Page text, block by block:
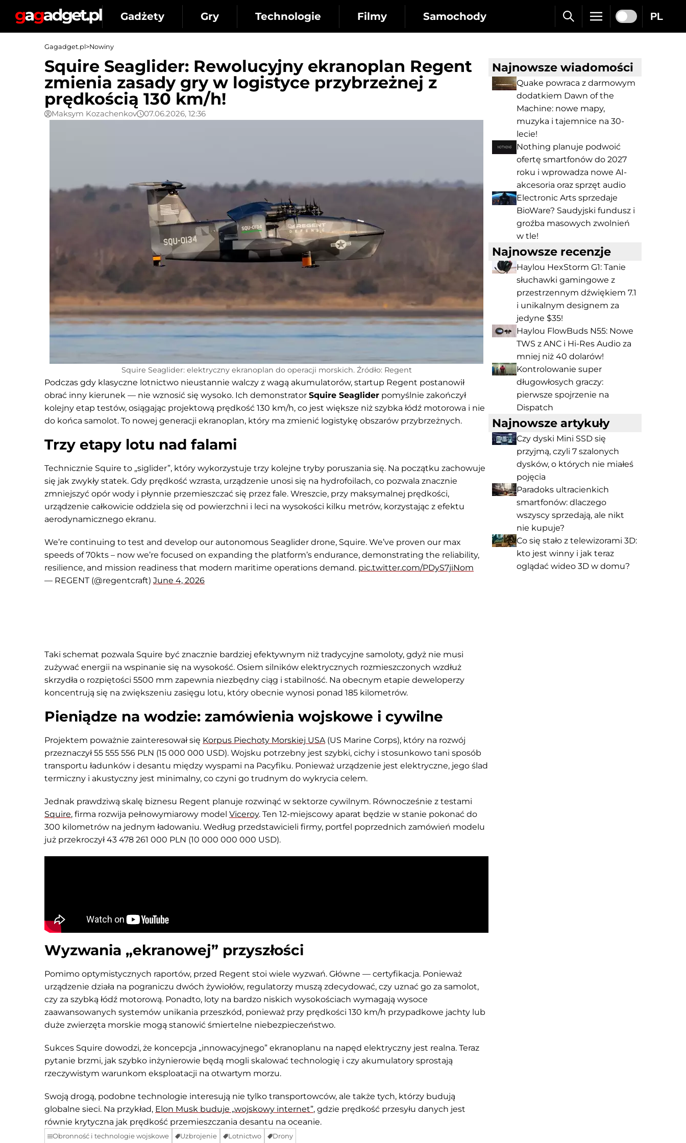
Gadżety Gry Technologie Filmy Samochody PL
Gagadget.pl>Nowiny
Squire Seaglider: Rewolucyjny ekranoplan Regent
zmienia zasady gry w logistyce przybrzeżnej z
prędkością 130 km/h!
Maksym Kozachenkov 07.06.2026, 12:36
Squire Seaglider: elektryczny ekranoplan do operacji morskich. Źródło: Regent
Podczas gdy klasyczne lotnictwo nieustannie walczy z wagą akumulatorów, startup Regent postanowił
obrać inny kierunek — nie wznosić się wysoko. Ich demonstrator Squire Seaglider pomyślnie zakończył
kolejny etap testów, osiągając projektową prędkość 130 km/h, co jest większe niż szybka łódź motorowa i nie
do końca samolot. To nowej generacji ekranoplan, który ma zmienić logistykę obszarów przybrzeżnych.
Trzy etapy lotu nad falami
Technicznie Squire to „siglider”, który wykorzystuje trzy kolejne tryby poruszania się. Na początku zachowuje
się jak zwykły statek. Gdy prędkość wzrasta, urządzenie unosi się na hydrofoilach, co pozwala znacznie
zmniejszyć opór wody i płynnie przemieszczać się przez fale. Wreszcie, przy maksymalnej prędkości,
urządzenie całkowicie oddziela się od powierzchni i leci na wysokości kilku metrów, korzystając z efektu
aerodynamicznego ekranu.
We’re continuing to test and develop our autonomous Seaglider drone, Squire. We’ve proven our max
speeds of 70kts – now we’re focused on expanding the platform’s endurance, demonstrating the reliability,
resilience, and mission readiness that modern maritime operations demand. pic.twitter.com/PDyS7jiNom
— REGENT (@regentcraft) June 4, 2026
Taki schemat pozwala Squire być znacznie bardziej efektywnym niż tradycyjne samoloty, gdyż nie musi
zużywać energii na wspinanie się na wysokość. Osiem silników elektrycznych rozmieszczonych wzdłuż
skrzydła o rozpiętości 5500 mm zapewnia niezbędny ciąg i stabilność. Na obecnym etapie deweloperzy
koncentrują się na zwiększeniu zasięgu lotu, który obecnie wynosi ponad 185 kilometrów.
Pieniądze na wodzie: zamówienia wojskowe i cywilne
Projektem poważnie zainteresował się Korpus Piechoty Morskiej USA(US Marine Corps), który na rozwój
przeznaczył 55 555 556 PLN (15 000 000 USD). Wojsku potrzebny jest szybki, cichy i stosunkowo tani sposób
transportu ładunków i desantu między wyspami na Pacyfiku. Ponieważ urządzenie jest elektryczne, jego ślad
termiczny i akustyczny jest minimalny, co czyni go trudnym do wykrycia celem.
Jednak prawdziwą skalę biznesu Regent planuje rozwinąć w sektorze cywilnym. Równocześnie z testami
Squire, firma rozwija pełnowymiarowy model Viceroy. Ten 12-miejscowy aparat będzie w stanie pokonać do
300 kilometrów na jednym ładowaniu. Według przedstawicieli firmy, portfel poprzednich zamówień modelu
już przekroczył 43 478 261 000 PLN (10 000 000 000 USD).
Wyzwania „ekranowej” przyszłości
Pomimo optymistycznych raportów, przed Regent stoi wiele wyzwań. Główne — certyfikacja. Ponieważ
urządzenie działa na pograniczu dwóch żywiołów, regulatorzy muszą zdecydować, czy uznać go za samolot,
czy za szybką łódź motorową. Ponadto, loty na bardzo niskich wysokościach wymagają wysoce
zaawansowanych systemów unikania przeszkód, ponieważ przy prędkości 130 km/h przypadkowe jachty lub
duże zwierzęta morskie mogą stanowić śmiertelne niebezpieczeństwo.
Sukces Squire dowodzi, że koncepcja „innowacyjnego” ekranoplanu na napęd elektryczny jest realna. Teraz
pytanie brzmi, jak szybko inżynierowie będą mogli skalować technologię i czy akumulatory sprostają
rzeczywistym warunkom eksploatacji na otwartym morzu.
Swoją drogą, podobne technologie interesują nie tylko transportowców, ale także tych, którzy budują
globalne sieci. Na przykład, Elon Musk buduje „wojskowy internet”, gdzie prędkość przesyłu danych jest
równie krytyczna jak prędkość przemieszczania desantu na oceanie.
Obronność i technologie wojskowe Uzbrojenie Lotnictwo Drony
Najnowsze wiadomości
Quake powraca z darmowym
dodatkiem Dawn of the
Machine: nowe mapy,
muzyka i tajemnice na 30-
lecie!
Nothing planuje podwoić
ofertę smartfonów do 2027
roku i wprowadza nowe AI-
akcesoria oraz sprzęt audio
Electronic Arts sprzedaje
BioWare? Saudyjski fundusz i
groźba masowych zwolnień
w tle!
Najnowsze recenzje
Haylou HexStorm G1: Tanie
słuchawki gamingowe z
przestrzennym dźwiękiem 7.1
i unikalnym designem za
jedyne $35!
Haylou FlowBuds N55: Nowe
TWS z ANC i Hi-Res Audio za
mniej niż 40 dolarów!
Kontrolowanie super
długowłosych graczy:
pierwsze spojrzenie na
Dispatch
Najnowsze artykuły
Czy dyski Mini SSD się
przyjmą, czyli 7 szalonych
dysków, o których nie miałeś
pojęcia
Paradoks ultracienkich
smartfonów: dlaczego
wszyscy sprzedają, ale nikt
nie kupuje?
Co się stało z telewizorami 3D:
kto jest winny i jak teraz
oglądać wideo 3D w domu?